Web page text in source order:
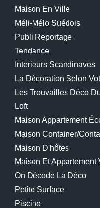
Maison En Ville
Méli-Mélo Suédois
Publi Reportage
Tendance
Interieurs Scandinaves
La Décoration Selon
Les Trouvailles Déco
Loft
Maison Appartement
Maison Container/
Maison D'hôtes
Maison Et Appartement
On Décode La Déco
Petite Surface
Piscine